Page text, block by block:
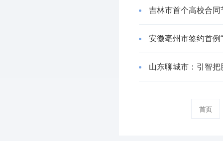
吉林市首个高校合同
安徽亳州市签约首例
山东聊城市：引智
首页